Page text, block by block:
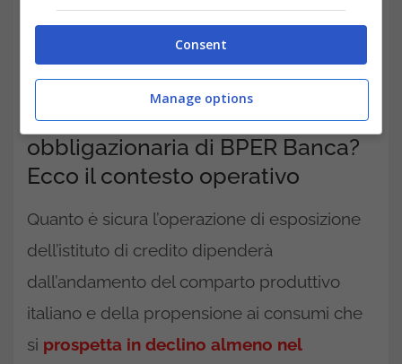
Quanto è sicura l’emissione
obbligazionaria di BPER Banca?
Ecco il contesto operativo
Quanto è sicura l’operazione di esposizione
dell’istituto di credito dipenderà
dall’andamento del comparto produttivo
italiano e della propensione ai consumi che
si prospetta in declino almeno nel
Consent
Manage options